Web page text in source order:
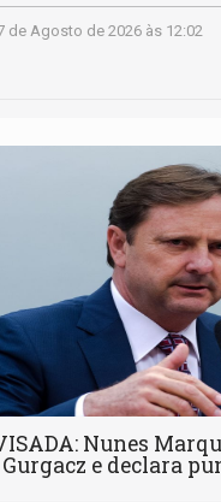
de Agosto de 2026 às 12:02
Nunes
e declara